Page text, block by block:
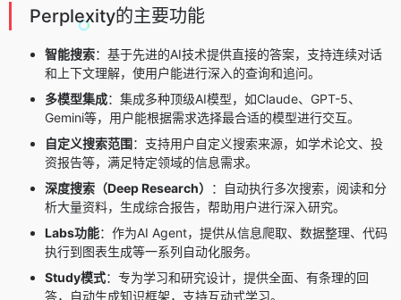
Perplexity的主要功能
智能搜索：基于先进的AI技术提供直接的答案，支持连续对话
和上下文理解，使用户能进行深入的查询和追问。
多模型集成：集成多种顶级AI模型，如Claude、GPT-5、
Gemini等，用户能根据需求选择最合适的模型进行交互。
自定义搜索范围：支持用户自定义搜索来源，如学术论文、投
资报告等，满足特定领域的信息需求。
深度搜索（Deep Research）
：自动执行多次搜索，阅读和分
析大量资料，生成综合报告，帮助用户进行深入研究。
Labs功能：作为AI Agent，提供从信息爬取、数据整理、代码
执行到图表生成等一系列自动化服务。
Study模式：专为学习和研究设计，提供全面、有条理的回
答，自动生成知识框架，支持互动式学习。